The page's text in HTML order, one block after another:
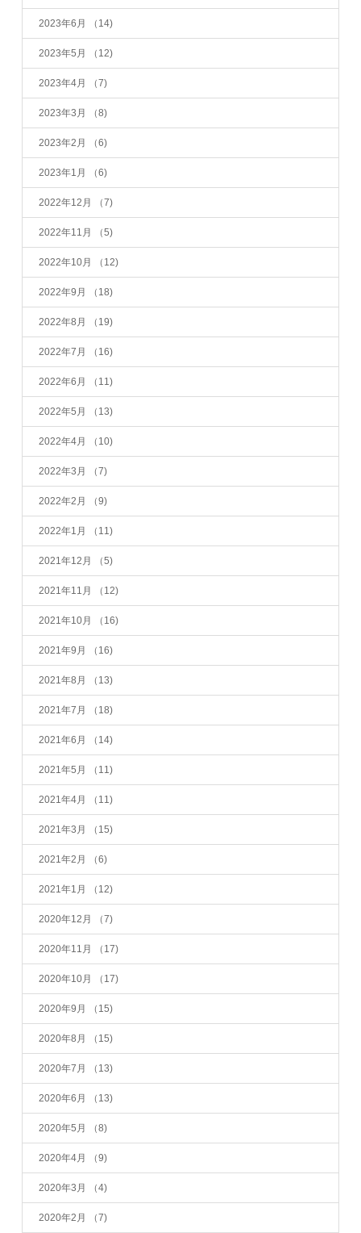
2023年6月 （14)
2023年5月 （12)
2023年4月 （7)
2023年3月 （8)
2023年2月 （6)
2023年1月 （6)
2022年12月 （7)
2022年11月 （5)
2022年10月 （12)
2022年9月 （18)
2022年8月 （19)
2022年7月 （16)
2022年6月 （11)
2022年5月 （13)
2022年4月 （10)
2022年3月 （7)
2022年2月 （9)
2022年1月 （11)
2021年12月 （5)
2021年11月 （12)
2021年10月 （16)
2021年9月 （16)
2021年8月 （13)
2021年7月 （18)
2021年6月 （14)
2021年5月 （11)
2021年4月 （11)
2021年3月 （15)
2021年2月 （6)
2021年1月 （12)
2020年12月 （7)
2020年11月 （17)
2020年10月 （17)
2020年9月 （15)
2020年8月 （15)
2020年7月 （13)
2020年6月 （13)
2020年5月 （8)
2020年4月 （9)
2020年3月 （4)
2020年2月 （7)